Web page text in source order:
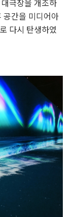
극장을 개조하
공간을 미디어아
다시 탄생하였